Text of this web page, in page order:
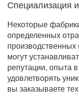
Специализация
Некоторые
определенных
производственных
могут
репутации, опыта
удовлетворять
вы заказываете